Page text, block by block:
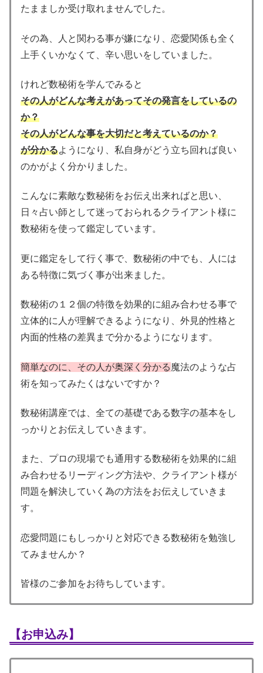
たまましか受け取れませんでした。
その為、人と関わる事が嫌になり、恋愛関係も全く
上手くいかなくて、辛い思いをしていました。
けれど数秘術を学んでみると
その人がどんな考えがあってその発言をしているの
か？
その人がどんな事を大切だと考えているのか？
が分かるようになり、私自身がどう立ち回れば良い
のかがよく分かりました。
こんなに素敵な数秘術をお伝え出来ればと思い、
日々占い師として迷っておられるクライアント様に
数秘術を使って鑑定しています。
更に鑑定をして行く事で、数秘術の中でも、人には
ある特徴に気づく事が出来ました。
数秘術の１２個の特徴を効果的に組み合わせる事で
立体的に人が理解できるようになり、外見的性格と
内面的性格の差異まで分かるようになります。
簡単なのに、その人が奥深く分かる魔法のような占
術を知ってみたくはないですか？
数秘術講座では、全ての基礎である数字の基本をし
っかりとお伝えしていきます。
また、プロの現場でも通用する数秘術を効果的に組
み合わせるリーディング方法や、クライアント様が
問題を解決していく為の方法をお伝えしていきま
す。
恋愛問題にもしっかりと対応できる数秘術を勉強し
てみませんか？
皆様のご参加をお待ちしています。
【お申込み】